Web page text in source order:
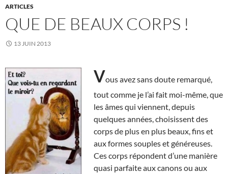
ARTICLES
QUE DE BEAUX CORPS !
13 JUIN 2013
Vous avez sans doute remarqué,
tout comme je l’ai fait moi-même, que
les âmes qui viennent, depuis
quelques années, choisissent des
corps de plus en plus beaux, fins et
aux formes souples et généreuses.
Ces corps répondent d’une manière
quasi parfaite aux canons ou aux